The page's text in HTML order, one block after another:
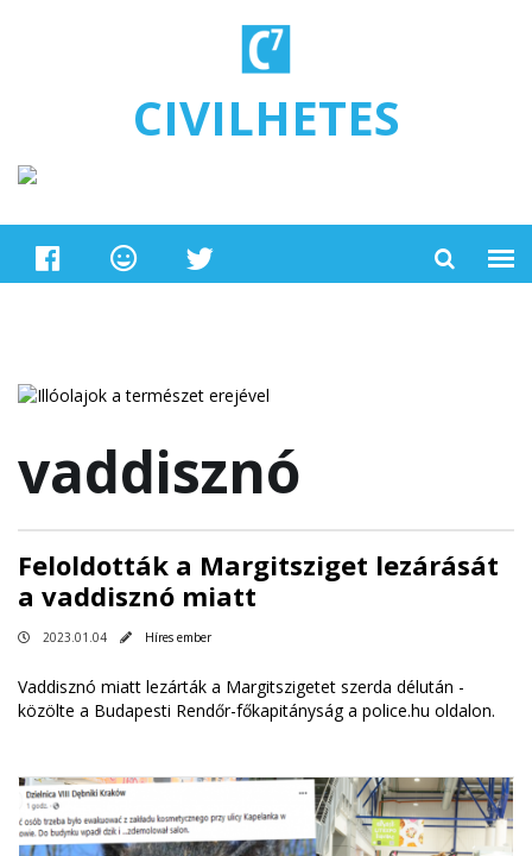
CIVILHETES
vaddisznó
Feloldották a Margitsziget lezárását
a vaddisznó miatt
2023.01.04 Híres ember
Vaddisznó miatt lezárták a Margitszigetet szerda délután -
közölte a Budapesti Rendőr-főkapitányság a police.hu oldalon.